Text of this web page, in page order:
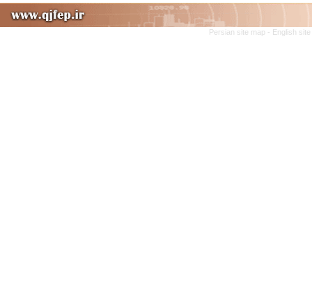
Persian site map - English